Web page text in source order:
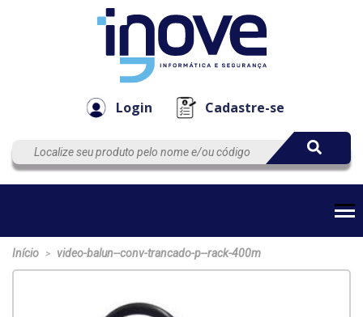
Login Cadastre-se
EmpresaAutomação
Início > video-balun--conv-trancado-p--rack-400m